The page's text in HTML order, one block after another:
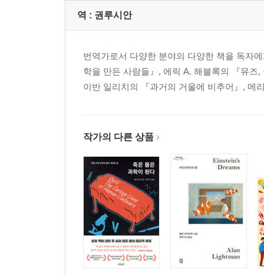
역 : 권루시안
번역가로서 다양한 분야의 다양한 책을 독자
학을 만든 사람들』, 에릭 A. 해블록의 『뮤즈
이반 일리치의 『과거의 거울에 비추어』, 메
작가의 다른 상품